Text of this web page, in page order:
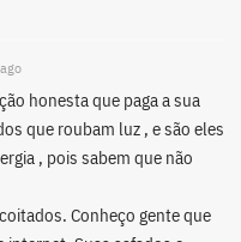
honesta que paga a sua
que roubam luz , e são eles
, pois sabem que não
Conheço gente que